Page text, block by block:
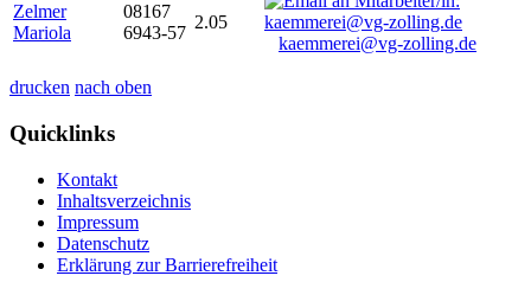
Zelmer
Mariola
08167
6943-57
2.05
kaemmerei@vg-zolling.de
drucken nach oben
Quicklinks
Kontakt
Inhaltsverzeichnis
Impressum
Datenschutz
Erklärung zur Barrierefreiheit